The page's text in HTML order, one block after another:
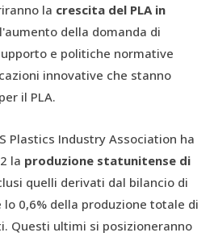
la crescita del PLA in
della domanda di
e politiche normative
innovative che stanno
il PLA.
Plastics Industry Association ha
la produzione statunitense di
quelli derivati dal bilancio di
0,6% della produzione totale di
Questi ultimi si posizioneranno